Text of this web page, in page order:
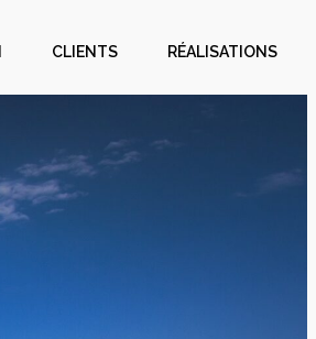
CLIENTS RÉALISATIONS